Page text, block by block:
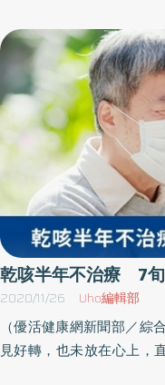
的兩大類族群，女性罹
說，此疾病較少發生嚴重
率，但是要注意有無「
能會增加罹患食道癌的風險。 蕭望德醫師進一步分析說，
不適，通常以上消化道
放大鏡看黏膜，評估黏
良變化、發炎、感染或
斷。 幫助提供病人進一步監測精準評估食道的變化 蕭望德醫師說，
臨床上約有六成的病人在
療，症狀仍無明顯改善，
「動態酸鹼值監測」及「
人更精準的評估，監測食
不會影響進食及日常生
解病人一整天食道的酸鹼值變化
感或是鼻咽、顱底有手術
免疫風濕科主任吳建陞表
患者，身上出現不痛不癢
人在皮膚出現病變的同
慢慢合併出現無力症狀。
肉群，進而無力爬樓梯
出現喘、乾咳的情況。這
肌肉被破壞，造成肌肉
學檢查，甚至肌肉切片
少見的自體免疫疾病，可
疫疾病中相對少見的疾病
表現非常多樣化，有許多
色，像是貓熊眼位置的眼
關節外側的皮膚潰瘍、
有可能發生。部分患者會
肌炎引起間質性肺炎的患
乾咳半年不治療 7
2020/11/26 Uho編輯部
（優活健康網新聞部／
見好轉，也未放在心上，